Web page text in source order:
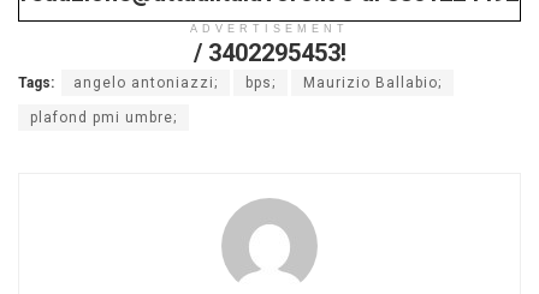
/ 3402295453!
ADVERTISEMENT
Tags: angelo antoniazzi; bps; Maurizio Ballabio;
plafond pmi umbre;